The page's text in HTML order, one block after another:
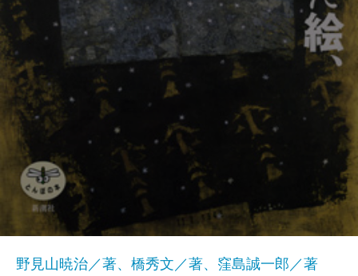
野見山暁治／著、橋秀文／著、窪島誠一郎／著